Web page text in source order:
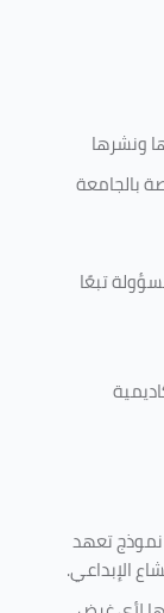
ونشرها
بالجامعة
تبعًا
نموذج تعهد
الإبداعي.